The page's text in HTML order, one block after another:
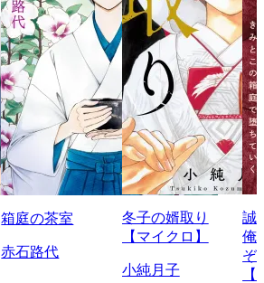
箱庭の茶室
赤石路代
冬子の婿取り
【マイクロ】
小純月子
誠
俺
ぞ